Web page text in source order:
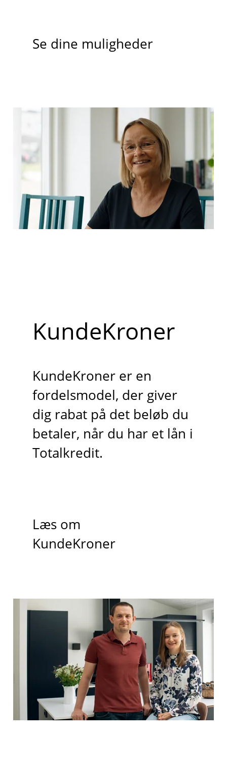
Se dine muligheder
KundeKroner
KundeKroner er en
fordelsmodel, der giver
dig rabat på det beløb du
betaler, når du har et lån i
Totalkredit.
Læs om
KundeKroner